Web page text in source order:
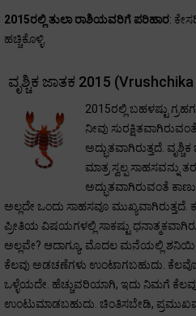
2015ರಲ್ಲಿ ತುಲಾ ರಾಶಿಯವರಿಗೆ ಪರಿಹಾರ:
ಹಚ್ಚಿಕೊಳ್ಳಿ.
ವೃಶ್ಚಿಕ ಜಾತಕ 2015
2015ರಲ್ಲಿ ಬಹಳಷ್ಟು
ನೀವು
ಅದ್ಭುತವಾಗಿರುತ್ತದೆ.
ಮಾತ್ರ ಸ್ವಲ್ಪ ಸಾಹಸವನ್ನು
ಅದ್ಭುತವಾಗಿರುವಂತೆ
ಅಲ್ಲದೇ ಒಂದು ಸಾಹಸವೂ ಮುಖ್ಯವಾಗಿರುತ್ತದೆ.
ಪ್ರೀತಿಯ ವಿಷಯಗಳಲ್ಲಿ ಸಾಕಷ್ಟು
ಅಲ್ಲವೇ? ಆದಾಗ್ಯೂ, ಮೊದಲ ಮನೆಯಲ್ಲಿ
ಕೆಲವು ಅಡಚಣೆಗಳು ಉಂಟಾಗಬಹುದು.
ಒಳ್ಳೆಯದೇ. ಹೆಚ್ಚುವರಿಯಾಗಿ, ಇದು ನಿಮಗೆ
ಉಂಟುಮಾಡಬಹುದು. ಚಿಂತಿಸಬೇಡಿ,